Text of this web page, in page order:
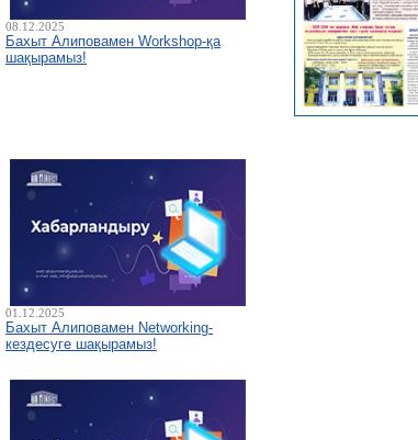
08.12.2025
Бахыт Алиповамен Workshop-қа
шақырамыз!
01.12.2025
Бахыт Алиповамен Networking-
кездесуге шақырамыз!